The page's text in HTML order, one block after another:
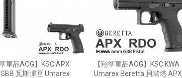
準軍品AOG】KSC APX
GBB 瓦斯彈匣 Umarex
【翔準軍品AOG】KSC KWA
Umarex Beretta 貝瑞塔 APX